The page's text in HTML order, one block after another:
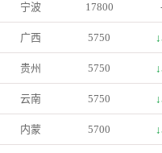
宁波 17800
广西 5750
贵州 5750
云南 5750
内蒙 5700